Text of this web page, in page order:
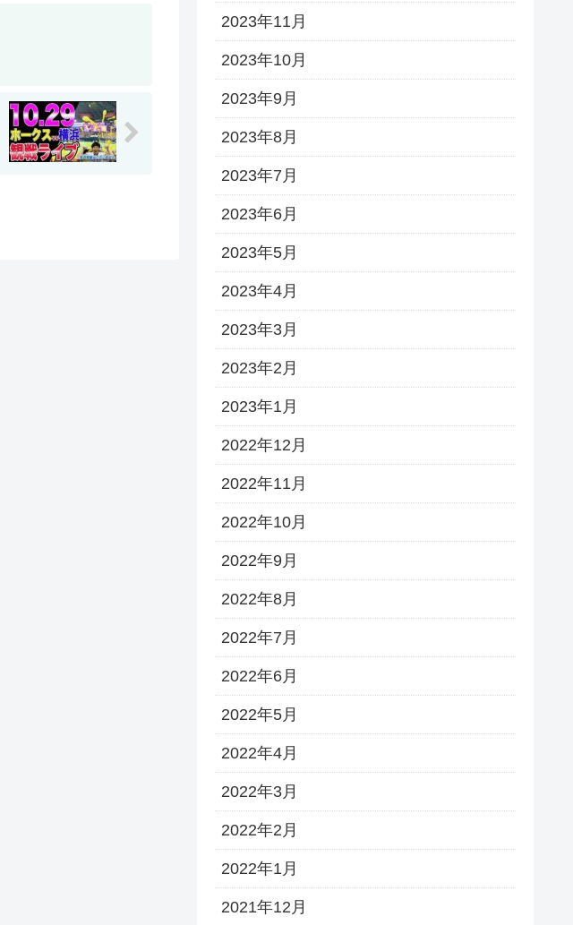
2023年11月
2023年10月
2023年9月
2023年8月
2023年7月
2023年6月
2023年5月
2023年4月
2023年3月
2023年2月
2023年1月
2022年12月
2022年11月
2022年10月
2022年9月
2022年8月
2022年7月
2022年6月
2022年5月
2022年4月
2022年3月
2022年2月
2022年1月
2021年12月